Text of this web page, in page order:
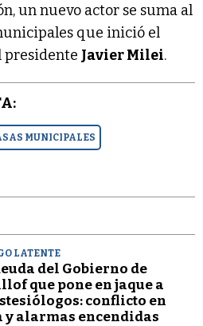
un nuevo actor se suma al
que inició el
presidente Javier Milei.
MUNICIPALES
LATENTE
del Gobierno de
que pone en jaque a
conflicto en
y alarmas encendidas